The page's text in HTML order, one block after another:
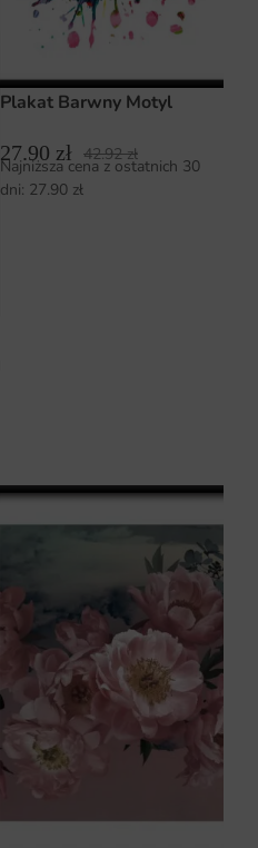
Plakat Barwny Motyl
27.90 zł 42.92zł
Najniższa cena z ostatnich 30
dni: 27.90 zł